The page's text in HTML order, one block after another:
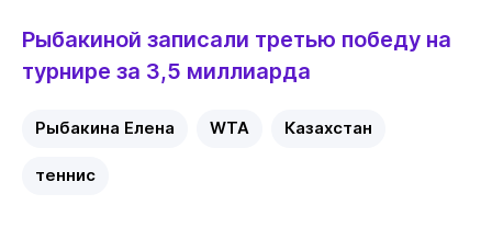
Рыбакиной записали третью победу на
турнире за 3,5 миллиарда
Рыбакина Елена WTA Казахстан
теннис